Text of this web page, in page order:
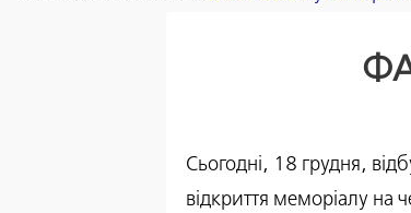
Сьогодні, 18 грудня,
відкриття меморіалу на